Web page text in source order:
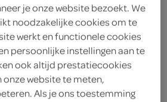
maizena
je onze website bezoekt. We
noodzakelijke cookies om te
werkt en functionele cookies
persoonlijke instellingen aan te
ook altijd prestatiecookies
onze website te meten,
Als je ons toestemming